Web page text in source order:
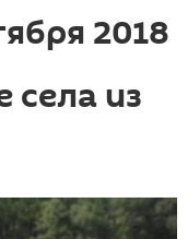
2018
села из